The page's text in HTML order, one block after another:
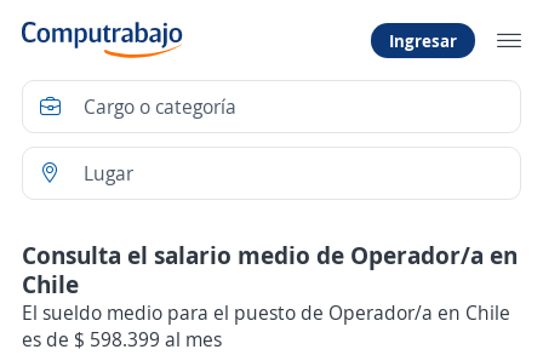
Ingresar
Consulta el salario medio de Operador/a en
Chile
El sueldo medio para el puesto de Operador/a en Chile
es de $ 598.399 al mes